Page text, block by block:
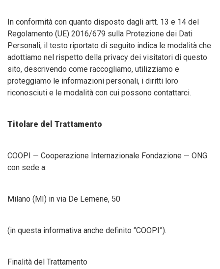
In conformità con quanto disposto dagli artt. 13 e 14 del
Regolamento (UE) 2016/679 sulla Protezione dei Dati
Personali, il testo riportato di seguito indica le modalità che
adottiamo nel rispetto della privacy dei visitatori di questo
sito, descrivendo come raccogliamo, utilizziamo e
proteggiamo le informazioni personali, i diritti loro
riconosciuti e le modalità con cui possono contattarci.
Titolare del Trattamento
COOPI — Cooperazione Internazionale Fondazione — ONG
con sede a:
Milano (MI) in via De Lemene, 50
(in questa informativa anche definito “COOPI”).
Finalità del Trattamento